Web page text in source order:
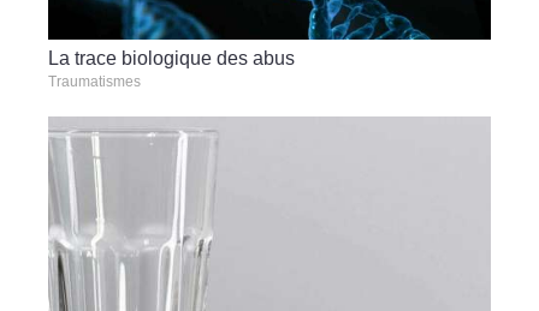
La trace biologique des abus
Traumatismes